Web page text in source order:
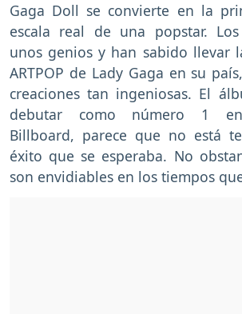
Gaga Doll se convierte en la
escala real de una popstar.
unos genios y han sabido llevar
ARTPOP de Lady Gaga en su
creaciones tan ingeniosas. El
debutar como número 1
Billboard, parece que no está
éxito que se esperaba. No
son envidiables en los tiempos